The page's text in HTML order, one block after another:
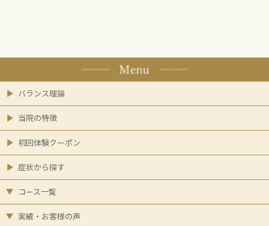
バランス理論
当院の特徴
初回体験クーポン
症状から探す
コース一覧
実績・お客様の声